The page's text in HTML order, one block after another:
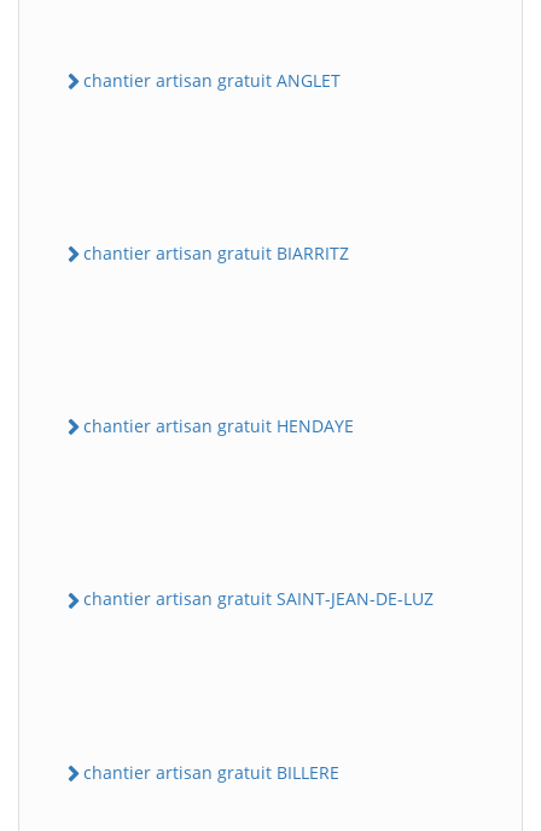
chantier artisan gratuit ANGLET
chantier artisan gratuit BIARRITZ
chantier artisan gratuit HENDAYE
chantier artisan gratuit SAINT-JEAN-DE-LUZ
chantier artisan gratuit BILLERE